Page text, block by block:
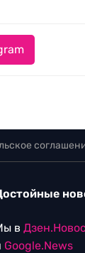
в
Google.News